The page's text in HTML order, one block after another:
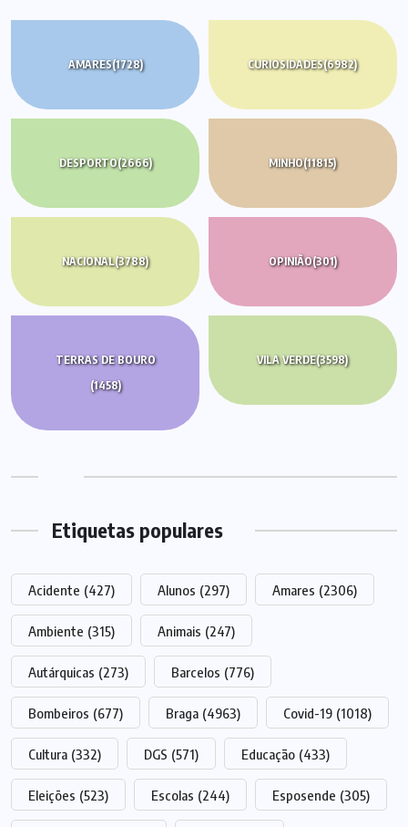
AMARES(1728) CURIOSIDADES(6982)
DESPORTO(2666) MINHO(11815)
NACIONAL(3788) OPINIÃO(301)
TERRAS DE BOURO
(1458)
VILA VERDE(3598)
Etiquetas populares
Acidente (427) Alunos (297) Amares (2306)
Ambiente (315) Animais (247)
Autárquicas (273) Barcelos (776)
Bombeiros (677) Braga (4963) Covid-19 (1018)
Cultura (332) DGS (571) Educação (433)
Eleições (523) Escolas (244) Esposende (305)